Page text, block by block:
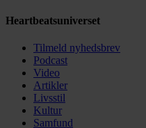
Heartbeatsuniverset
Tilmeld nyhedsbrev
Podcast
Video
Artikler
Livsstil
Kultur
Samfund